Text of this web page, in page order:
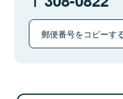
郵便番号をコピーす